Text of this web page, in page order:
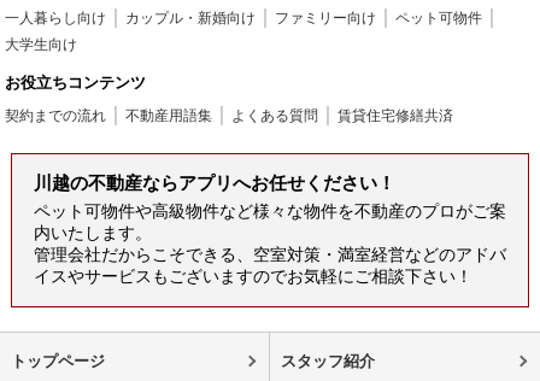
一人暮らし向け カップル・新婚向け ファミリー向け
ペット可物件
大学生向け
お役立ちコンテンツ
契約までの流れ 不動産用語集 よくある質問 賃貸住宅修繕共済
川越の不動産ならアプリへお任せください！
ペット可物件や高級物件など様々な物件を不動産のプロがご案
内いたします。
管理会社だからこそできる、空室対策・満室経営などのアドバ
イスやサービスもございますのでお気軽にご相談下さい！
トップページ スタッフ紹介